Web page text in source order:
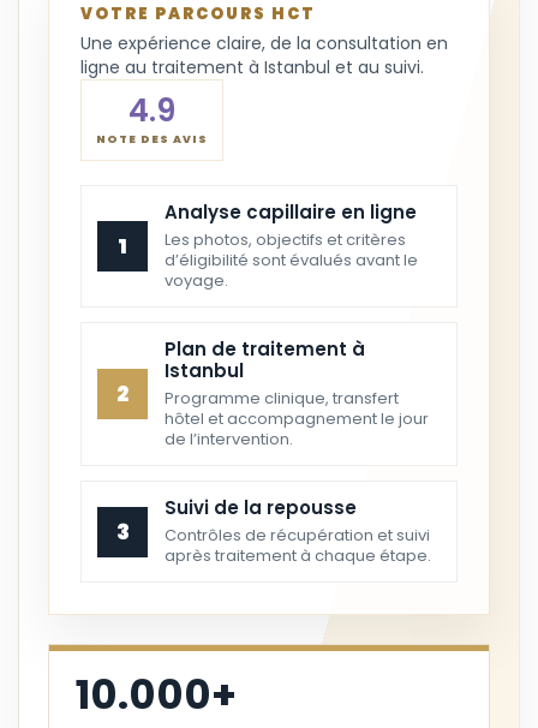
VOTRE PARCOURS HCT
Une expérience claire, de la consultation en
ligne au traitement à Istanbul et au suivi.
4.9
NOTE DES AVIS
1
Analyse capillaire en ligne
Les photos, objectifs et critères
d’éligibilité sont évalués avant le
voyage.
2
Plan de traitement à
Istanbul
Programme clinique, transfert
hôtel et accompagnement le jour
de l’intervention.
3
Suivi de la repousse
Contrôles de récupération et suivi
après traitement à chaque étape.
10.000+